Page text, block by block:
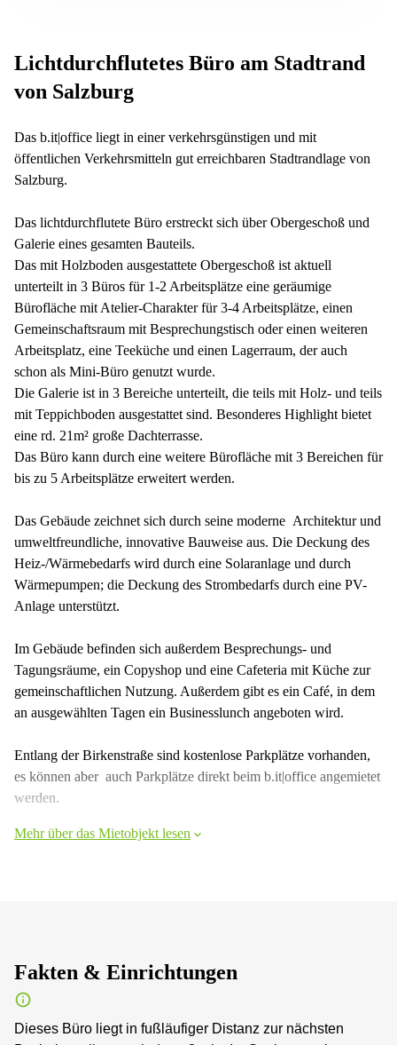
Lichtdurchflutetes Büro am Stadtrand
von Salzburg
Das b.it|office liegt in einer verkehrsgünstigen und mit
öffentlichen Verkehrsmitteln gut erreichbaren Stadtrandlage von
Salzburg.
Das lichtdurchflutete Büro erstreckt sich über Obergeschoß und
Galerie eines gesamten Bauteils.
Das mit Holzboden ausgestattete Obergeschoß ist aktuell
unterteilt in 3 Büros für 1-2 Arbeitsplätze eine geräumige
Bürofläche mit Atelier-Charakter für 3-4 Arbeitsplätze, einen
Gemeinschaftsraum mit Besprechungstisch oder einen weiteren
Arbeitsplatz, eine Teeküche und einen Lagerraum, der auch
schon als Mini-Büro genutzt wurde.
Die Galerie ist in 3 Bereiche unterteilt, die teils mit Holz- und teils
mit Teppichboden ausgestattet sind. Besonderes Highlight bietet
eine rd. 21m² große Dachterrasse.
Das Büro kann durch eine weitere Bürofläche mit 3 Bereichen für
bis zu 5 Arbeitsplätze erweitert werden.
Das Gebäude zeichnet sich durch seine moderne Architektur und
umweltfreundliche, innovative Bauweise aus. Die Deckung des
Heiz-/Wärmebedarfs wird durch eine Solaranlage und durch
Wärmepumpen; die Deckung des Strombedarfs durch eine PV-
Anlage unterstützt.
Im Gebäude befinden sich außerdem Besprechungs- und
Tagungsräume, ein Copyshop und eine Cafeteria mit Küche zur
gemeinschaftlichen Nutzung. Außerdem gibt es ein Café, in dem
an ausgewählten Tagen ein Businesslunch angeboten wird.
Entlang der Birkenstraße sind kostenlose Parkplätze vorhanden,
es können aber auch Parkplätze direkt beim b.it|office angemietet
werden.
Mehr über das Mietobjekt lesen
Fakten & Einrichtungen
Dieses Büro liegt in fußläufiger Distanz zur nächsten